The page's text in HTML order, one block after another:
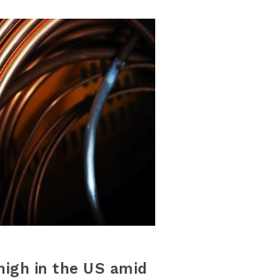
in the US amid